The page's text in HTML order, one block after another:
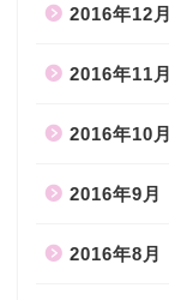
2016年12月
2016年11月
2016年10月
2016年9月
2016年8月